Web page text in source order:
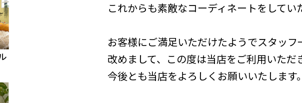
これからも素敵なコーディネートをしてい
お客様にご満足いただけたようでスタッフ
改めまして、この度は当店をご利用いただ
今後とも当店をよろしくお願いいたします。